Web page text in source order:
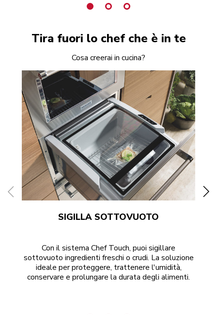
Tira fuori lo chef che è in te
Cosa creerai in cucina?
SIGILLA SOTTOVUOTO
Con il sistema Chef Touch, puoi sigillare
sottovuoto ingredienti freschi o crudi. La soluzione
ideale per proteggere, trattenere l'umidità,
conservare e prolungare la durata degli alimenti.